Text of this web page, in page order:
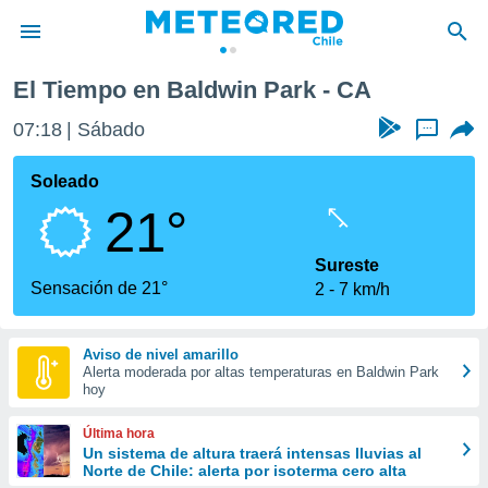
de
por
que se
calidad.
a este
las
y
forma
digital
basada
El Tiempo en Baldwin Park - CA
07:18 Sábado ...
Soleado
21°
Sensación de 21°
Sureste
2
7 km/h
Aviso de nivel amarillo
Alerta moderada por altas temperaturas en Baldwin Park
hoy
Última hora
Un sistema de altura traerá intensas lluvias al
Norte de Chile: alerta por isoterma cero alta